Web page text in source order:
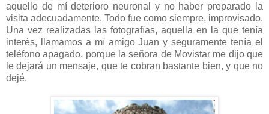
aquello de mí deterioro neuronal y no haber preparado la
visita adecuadamente. Todo fue como siempre, improvisado.
Una vez realizadas las fotografías, aquella en la que tenía
interés, llamamos a mí amigo Juan y seguramente tenía el
teléfono apagado, porque la señora de Movistar me dijo que
le dejará un mensaje, que te cobran bastante bien, y que no
dejé.